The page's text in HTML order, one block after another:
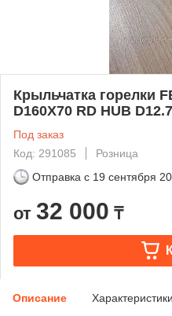
Крыльчатка горелки
D160X70 RD HUB D12.7
Под заказ
Код: 291085
Розница
Отправка с 19 сентября
от 32 000 ₸
Описание Характеристики